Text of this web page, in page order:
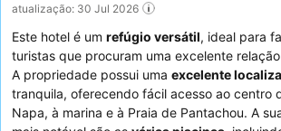
atualização: 30 Jul 2026
Este hotel é um refúgio versátil, ideal para
turistas que procuram uma excelente
A propriedade possui uma excelente
tranquila, oferecendo fácil acesso ao centro
Napa, à marina e à Praia de Pantachou. A